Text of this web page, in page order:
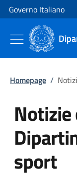
Vai al contenuto
Vai alla navigazione
Governo Italiano
Homepage /
Notizie
sport